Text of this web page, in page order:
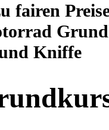
fairen
Kniffe